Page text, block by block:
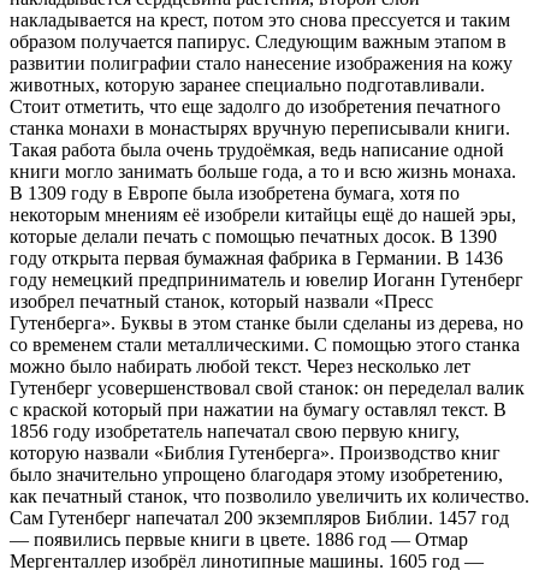
накладывается на крест, потом это снова прессуется и таким
образом получается папирус. Следующим важным этапом в
развитии полиграфии стало нанесение изображения на кожу
животных, которую заранее специально подготавливали.
Стоит отметить, что еще задолго до изобретения печатного
станка монахи в монастырях вручную переписывали книги.
Такая работа была очень трудоёмкая, ведь написание одной
книги могло занимать больше года, а то и всю жизнь монаха.
В 1309 году в Европе была изобретена бумага, хотя по
некоторым мнениям её изобрели китайцы ещё до нашей эры,
которые делали печать с помощью печатных досок. В 1390
году открыта первая бумажная фабрика в Германии. В 1436
году немецкий предприниматель и ювелир Иоганн Гутенберг
изобрел печатный станок, который назвали «Пресс
Гутенберга». Буквы в этом станке были сделаны из дерева, но
со временем стали металлическими. С помощью этого станка
можно было набирать любой текст. Через несколько лет
Гутенберг усовершенствовал свой станок: он переделал валик
с краской который при нажатии на бумагу оставлял текст. В
1856 году изобретатель напечатал свою первую книгу,
которую назвали «Библия Гутенберга». Производство книг
было значительно упрощено благодаря этому изобретению,
как печатный станок, что позволило увеличить их количество.
Сам Гутенберг напечатал 200 экземпляров Библии. 1457 год
— появились первые книги в цвете. 1886 год — Отмар
Мергенталлер изобрёл линотипные машины. 1605 год —